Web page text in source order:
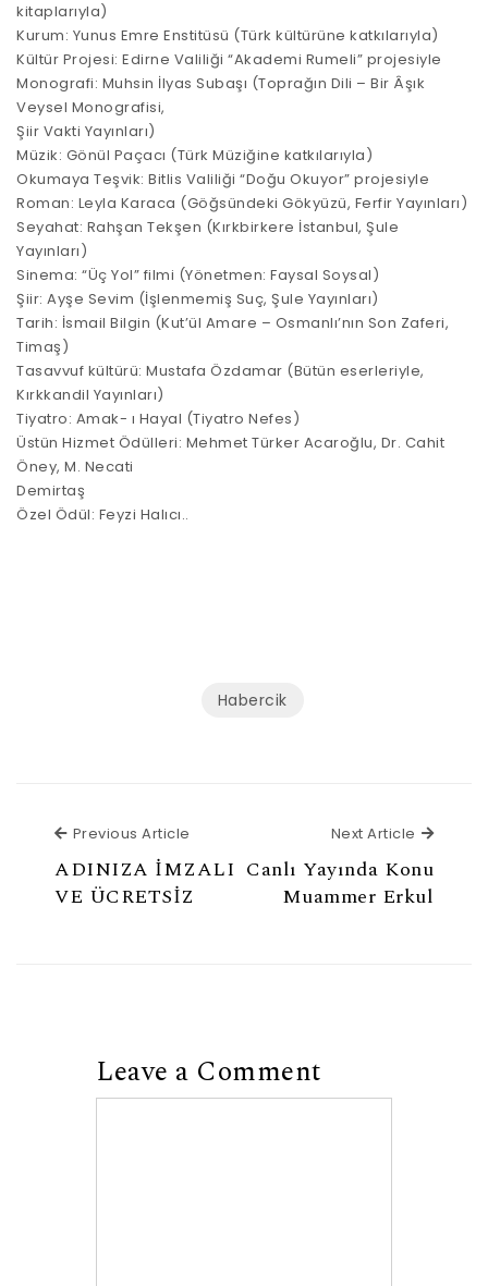
kitaplarıyla)
Kurum: Yunus Emre Enstitüsü (Türk kültürüne katkılarıyla)
Kültür Projesi: Edirne Valiliği “Akademi Rumeli” projesiyle
Monografi: Muhsin İlyas Subaşı (Toprağın Dili – Bir Âşık
Veysel Monografisi,
Şiir Vakti Yayınları)
Müzik: Gönül Paçacı (Türk Müziğine katkılarıyla)
Okumaya Teşvik: Bitlis Valiliği “Doğu Okuyor” projesiyle
Roman: Leyla Karaca (Göğsündeki Gökyüzü, Ferfir Yayınları)
Seyahat: Rahşan Tekşen (Kırkbirkere İstanbul, Şule
Yayınları)
Sinema: “Üç Yol” filmi (Yönetmen: Faysal Soysal)
Şiir: Ayşe Sevim (İşlenmemiş Suç, Şule Yayınları)
Tarih: İsmail Bilgin (Kut’ül Amare – Osmanlı’nın Son Zaferi,
Timaş)
Tasavvuf kültürü: Mustafa Özdamar (Bütün eserleriyle,
Kırkkandil Yayınları)
Tiyatro: Amak- ı Hayal (Tiyatro Nefes)
Üstün Hizmet Ödülleri: Mehmet Türker Acaroğlu, Dr. Cahit
Öney, M. Necati
Demirtaş
Özel Ödül: Feyzi Halıcı..
Habercik
Previous Article
ADINIZA İMZALI
VE ÜCRETSİZ
Next Article Next
Canlı Yayında Konu
Muammer Erkul
Leave a Comment